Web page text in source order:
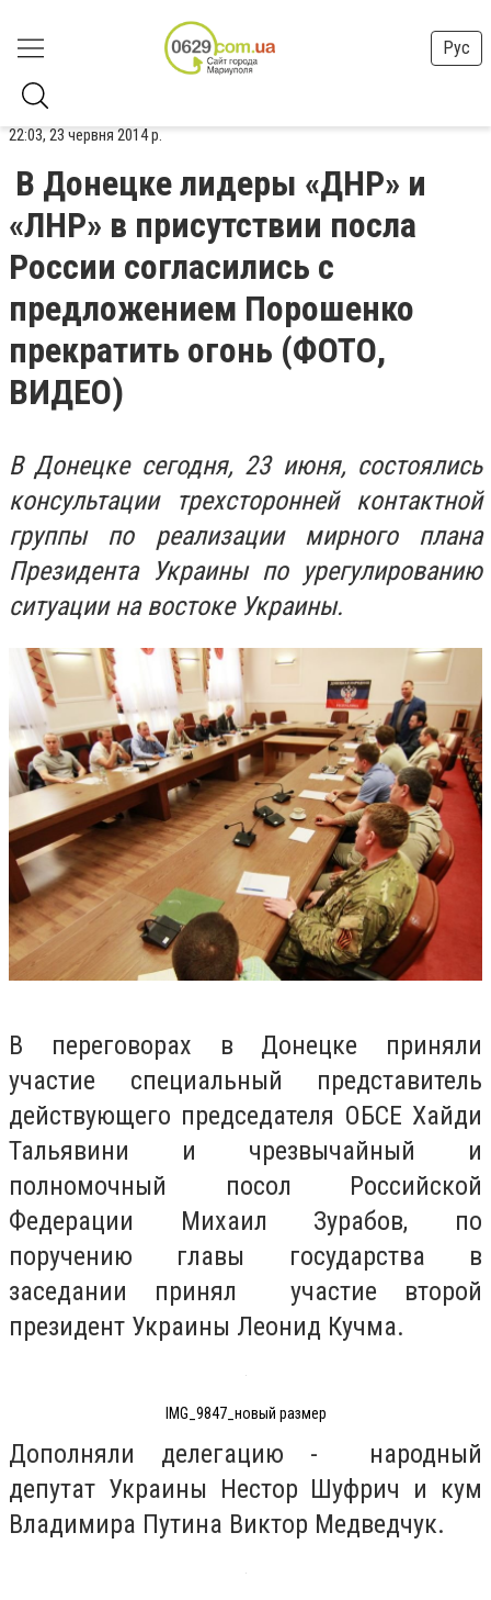
Рус
22:03, 23 червня 2014 р.
В Донецке лидеры «ДНР» и
«ЛНР» в присутствии посла
России согласились с
предложением Порошенко
прекратить огонь (ФОТО,
ВИДЕО)
В Донецке сегодня, 23 июня, состоялись
консультации трехсторонней контактной
группы по реализации мирного плана
Президента Украины по урегулированию
ситуации на востоке Украины.
В переговорах в Донецке приняли
участие специальный представитель
действующего председателя ОБСЕ Хайди
Тальявини и чрезвычайный и
полномочный посол Российской
Федерации Михаил Зурабов, по
поручению главы государства в
заседании принял участие второй
президент Украины Леонид Кучма.
IMG_9847_новый размер
Дополняли делегацию - народный
депутат Украины Нестор Шуфрич и кум
Владимира Путина Виктор Медведчук.